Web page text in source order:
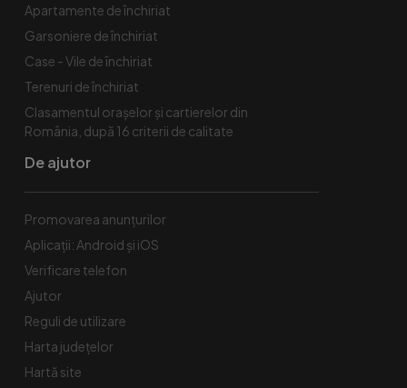
Apartamente de închiriat
Garsoniere de închiriat
Case - Vile de închiriat
Terenuri de închiriat
Clasamentul orașelor și cartierelor din
România, după 16 criterii de calitate
De ajutor
Promovarea anunțurilor
Aplicații: Android și iOS
Verificare telefon
Ajutor
Reguli de utilizare
Harta județelor
Hartă site